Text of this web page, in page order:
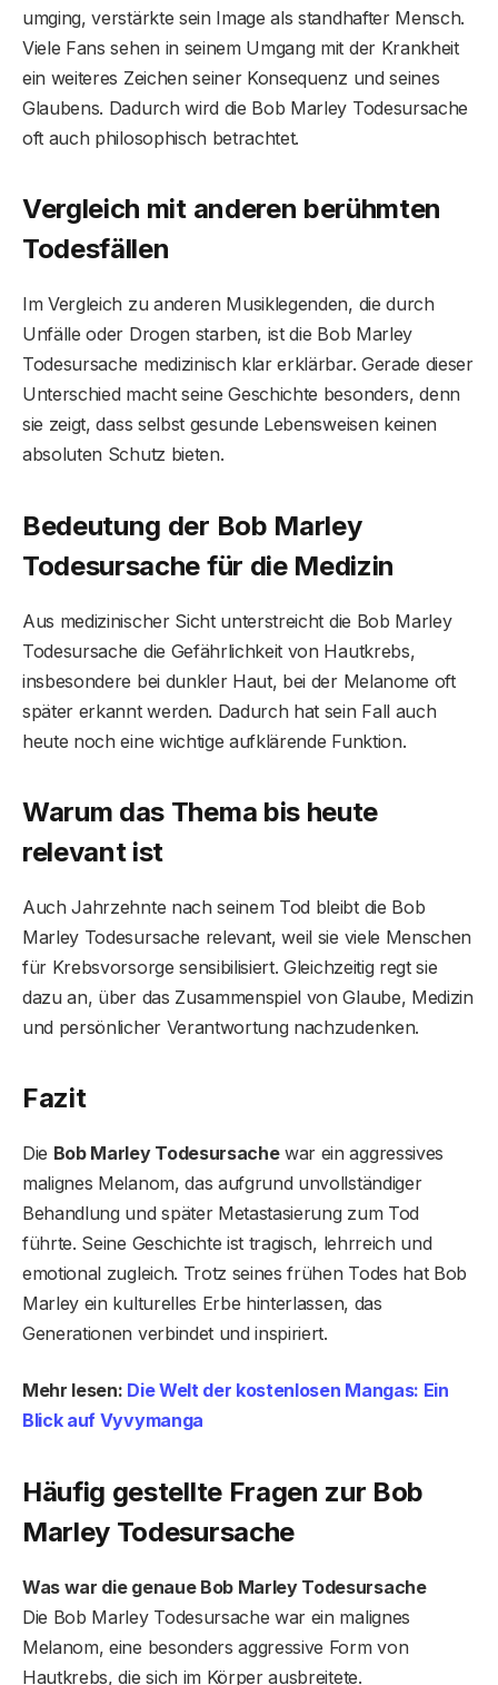
umging, verstärkte sein Image als standhafter Mensch.
Viele Fans sehen in seinem Umgang mit der Krankheit
ein weiteres Zeichen seiner Konsequenz und seines
Glaubens. Dadurch wird die Bob Marley Todesursache
oft auch philosophisch betrachtet.
Vergleich mit anderen berühmten
Todesfällen
Im Vergleich zu anderen Musiklegenden, die durch
Unfälle oder Drogen starben, ist die Bob Marley
Todesursache medizinisch klar erklärbar. Gerade dieser
Unterschied macht seine Geschichte besonders, denn
sie zeigt, dass selbst gesunde Lebensweisen keinen
absoluten Schutz bieten.
Bedeutung der Bob Marley
Todesursache für die Medizin
Aus medizinischer Sicht unterstreicht die Bob Marley
Todesursache die Gefährlichkeit von Hautkrebs,
insbesondere bei dunkler Haut, bei der Melanome oft
später erkannt werden. Dadurch hat sein Fall auch
heute noch eine wichtige aufklärende Funktion.
Warum das Thema bis heute
relevant ist
Auch Jahrzehnte nach seinem Tod bleibt die Bob
Marley Todesursache relevant, weil sie viele Menschen
für Krebsvorsorge sensibilisiert. Gleichzeitig regt sie
dazu an, über das Zusammenspiel von Glaube, Medizin
und persönlicher Verantwortung nachzudenken.
Fazit
Die Bob Marley Todesursachewar ein aggressives
malignes Melanom, das aufgrund unvollständiger
Behandlung und später Metastasierung zum Tod
führte. Seine Geschichte ist tragisch, lehrreich und
emotional zugleich. Trotz seines frühen Todes hat Bob
Marley ein kulturelles Erbe hinterlassen, das
Generationen verbindet und inspiriert.
Mehr lesen: Die Welt der kostenlosen Mangas: Ein
Blick auf Vyvymanga
Häufig gestellte Fragen zur Bob
Marley Todesursache
Was war die genaue Bob Marley Todesursache
Die Bob Marley Todesursache war ein malignes
Melanom, eine besonders aggressive Form von
Hautkrebs, die sich im Körper ausbreitete.